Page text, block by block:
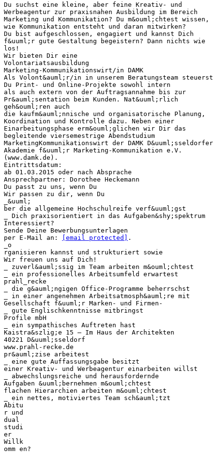
Du suchst eine kleine, aber feine Kreativ- und
Werbeagentur zur praxisnahen Ausbildung im Bereich
Marketing und Kommunikation? Du m&ouml;chtest wissen,
wie Kommunikation entsteht und daran mitwirken?
Du bist aufgeschlossen, engagiert und kannst Dich
f&uuml;r gute Gestaltung begeistern? Dann nichts wie
los!
Wir bieten Dir eine
Volontariatsausbildung
Marketing-Kommunikationswirt/in DAMK
Als Volont&auml;r/in in unserem Beratungsteam steuerst
Du Print- und Online-Projekte sowohl intern
als auch extern von der Auftragsannahme bis zur
Pr&auml;sentation beim Kunden. Nat&uuml;rlich
geh&ouml;ren auch
die kaufm&auml;nnische und organisatorische Planung,
Koordination und Kontrolle dazu. Neben einer
Einarbeitungsphase erm&ouml;glichen wir Dir das
begleitende viersemestrige Abendstudium
MarketingKommunikationswirt der DAMK D&uuml;sseldorfer
Akademie f&uuml;r Marketing-Kommunikation e.V.
(www.damk.de).
Eintrittsdatum:
ab 01.03.2015 oder nach Absprache
Ansprechpartner: Dorothee Heckemann
Du passt zu uns, wenn Du
Wir passen zu dir, wenn Du
_&uuml;
ber die allgemeine Hochschulreife verf&uuml;gst
_ Dich praxisorientiert in das Aufgaben&shy;spektrum
Interessiert?
Sende Deine Bewerbungsunterlagen
per E-Mail an:
[email protected]
.
_o
rganisieren kannst und strukturiert sowie
Wir freuen uns auf Dich!
_ zuverl&auml;ssig im Team arbeiten m&ouml;chtest
_ ein professionelles Arbeitsumfeld erwartest
prahl_recke
_ die g&auml;ngigen Office-Programme beherrschst
_ in einer angenehmen Arbeitsatmosph&auml;re mit
Gesellschaft f&uuml;r Marken- und Firmen-
_ gute Englischkenntnisse mitbringst
Profile mbH
_ ein sympathisches Auftreten hast
Kaistra&szlig;e 15 – Im Haus der Architekten
40221 D&uuml;sseldorf
www.prahl-recke.de
pr&auml;zise arbeitest
_ eine gute Auffassungsgabe besitzt
einer Kreativ- und Werbeagentur einarbeiten willst
_ abwechslungsreiche und herausfordernde
Aufgaben &uuml;bernehmen m&ouml;chtest
flachen Hierarchien arbeiten m&ouml;chtest
_ ein nettes, motiviertes Team sch&auml;tzt
Abitu
r und
dual
studi
er
Willk
omm en?